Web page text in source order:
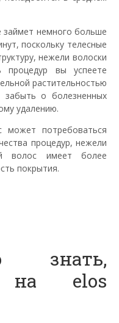
займет немного больше
поскольку телесные
нежели волоски
вы успеете
растительностью
о болезненных
удалению.
может потребоваться
процедур, нежели
волос имеет более
покрытия.
знать,
на elos